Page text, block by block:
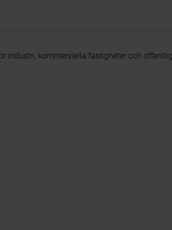
industri, kommersiella fastigheter och